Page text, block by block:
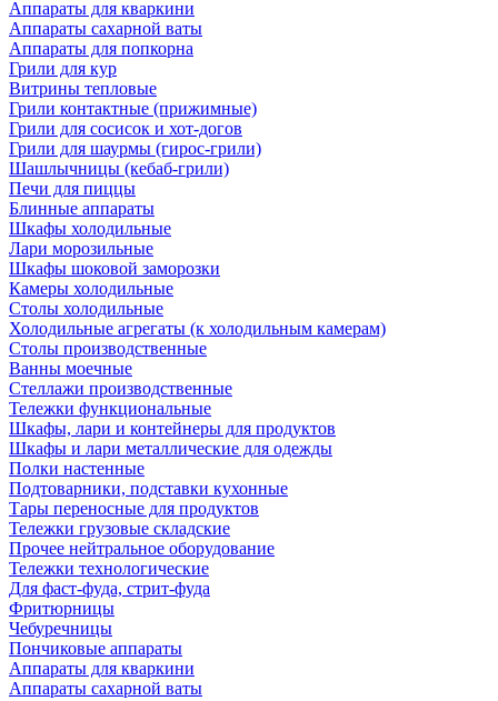
Аппараты для кваркини
Аппараты сахарной ваты
Аппараты для попкорна
Грили для кур
Витрины тепловые
Грили контактные (прижимные)
Грили для сосисок и хот-догов
Грили для шаурмы (гирос-грили)
Шашлычницы (кебаб-грили)
Печи для пиццы
Блинные аппараты
Шкафы холодильные
Лари морозильные
Шкафы шоковой заморозки
Камеры холодильные
Столы холодильные
Холодильные агрегаты (к холодильным камерам)
Столы производственные
Ванны моечные
Стеллажи производственные
Тележки функциональные
Шкафы, лари и контейнеры для продуктов
Шкафы и лари металлические для одежды
Полки настенные
Подтоварники, подставки кухонные
Тары переносные для продуктов
Тележки грузовые складские
Прочее нейтральное оборудование
Тележки технологические
Для фаст-фуда, стрит-фуда
Фритюрницы
Чебуречницы
Пончиковые аппараты
Аппараты для кваркини
Аппараты сахарной ваты